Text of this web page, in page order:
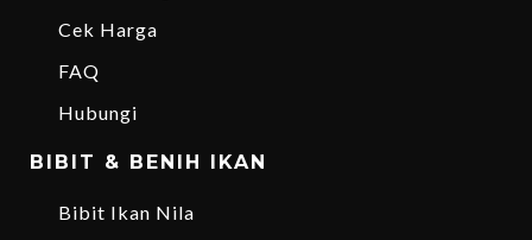
Cek Harga
FAQ
Hubungi
BIBIT & BENIH IKAN
Bibit Ikan Nila